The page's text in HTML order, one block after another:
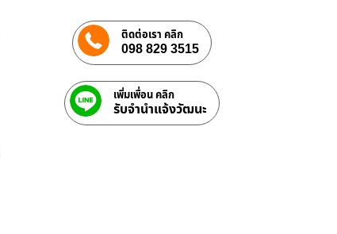
ติดต่อเรา คลิก
098 829 3515
เพิ่มเพื่อน คลิก
รับจํานําแจ้งวัฒนะ